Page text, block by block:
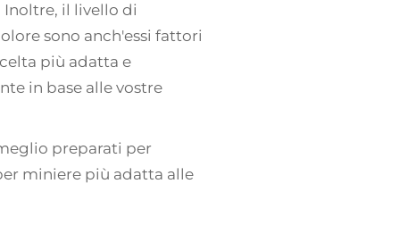
il livello di
sono anch'essi fattori
più adatta e
in base alle vostre
preparati per
miniere più adatta alle